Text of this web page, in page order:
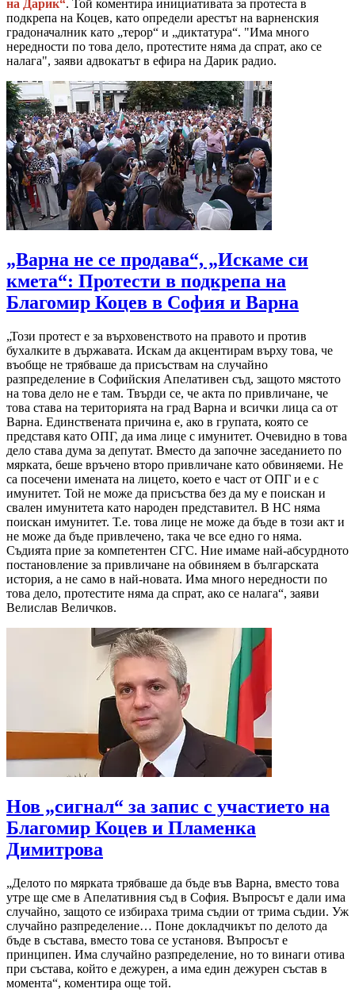
на Дарик“. Той коментира инициативата за протеста в
подкрепа на Коцев, като определи арестът на варненския
градоначалник като „терор“ и „диктатура“. "Има много
нередности по това дело, протестите няма да спрат, ако се
налага", заяви адвокатът в ефира на Дарик радио.
„Варна не се продава“, „Искаме си
кмета“: Протести в подкрепа на
Благомир Коцев в София и Варна
„Този протест е за върховенството на правото и против
бухалките в държавата. Искам да акцентирам върху това, че
въобще не трябваше да присъствам на случайно
разпределение в Софийския Апелативен съд, защото мястото
на това дело не е там. Твърди се, че акта по привличане, че
това става на територията на град Варна и всички лица са от
Варна. Единствената причина е, ако в групата, която се
представя като ОПГ, да има лице с имунитет. Очевидно в това
дело става дума за депутат. Вместо да започне заседанието по
мярката, беше връчено второ привличане като обвиняеми. Не
са посечени имената на лицето, което е част от ОПГ и е с
имунитет. Той не може да присъства без да му е поискан и
свален имунитета като народен представител. В НС няма
поискан имунитет. Т.е. това лице не може да бъде в този акт и
не може да бъде привлечено, така че все едно го няма.
Съдията прие за компетентен СГС. Ние имаме най-абсурдното
постановление за привличане на обвиняем в българската
история, а не само в най-новата. Има много нередности по
това дело, протестите няма да спрат, ако се налага“, заяви
Велислав Величков.
Нов „сигнал“ за запис с участието на
Благомир Коцев и Пламенка
Димитрова
„Делото по мярката трябваше да бъде във Варна, вместо това
утре ще сме в Апелативния съд в София. Въпросът е дали има
случайно, защото се избираха трима съдии от трима съдии. Уж
случайно разпределение… Поне докладчикът по делото да
бъде в състава, вместо това се установя. Въпросът е
принципен. Има случайно разпределение, но то винаги отива
при състава, който е дежурен, а има един дежурен състав в
момента“, коментира още той.